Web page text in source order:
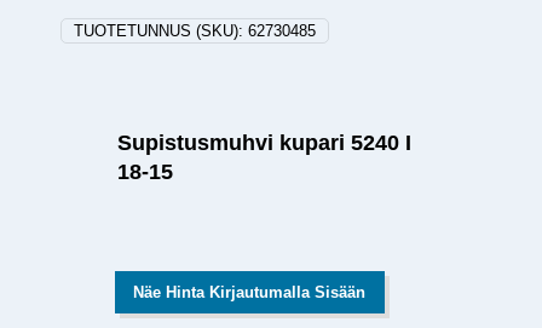
TUOTETUNNUS (SKU): 62730485
Supistusmuhvi kupari 5240 I
18-15
Näe Hinta Kirjautumalla Sisään